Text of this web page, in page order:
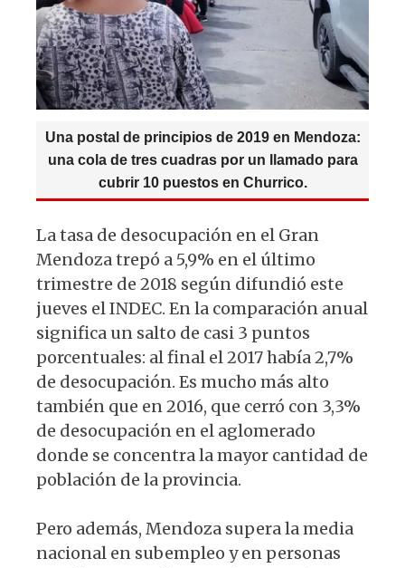
Una postal de principios de 2019 en Mendoza:
una cola de tres cuadras por un llamado para
cubrir 10 puestos en Churrico.
La tasa de desocupación en el Gran
Mendoza trepó a 5,9% en el último
trimestre de 2018 según difundió este
jueves el INDEC. En la comparación anual
significa un salto de casi 3 puntos
porcentuales: al final el 2017 había 2,7%
de desocupación. Es mucho más alto
también que en 2016, que cerró con 3,3%
de desocupación en el aglomerado
donde se concentra la mayor cantidad de
población de la provincia.
Pero además, Mendoza supera la media
nacional en subempleo y en personas